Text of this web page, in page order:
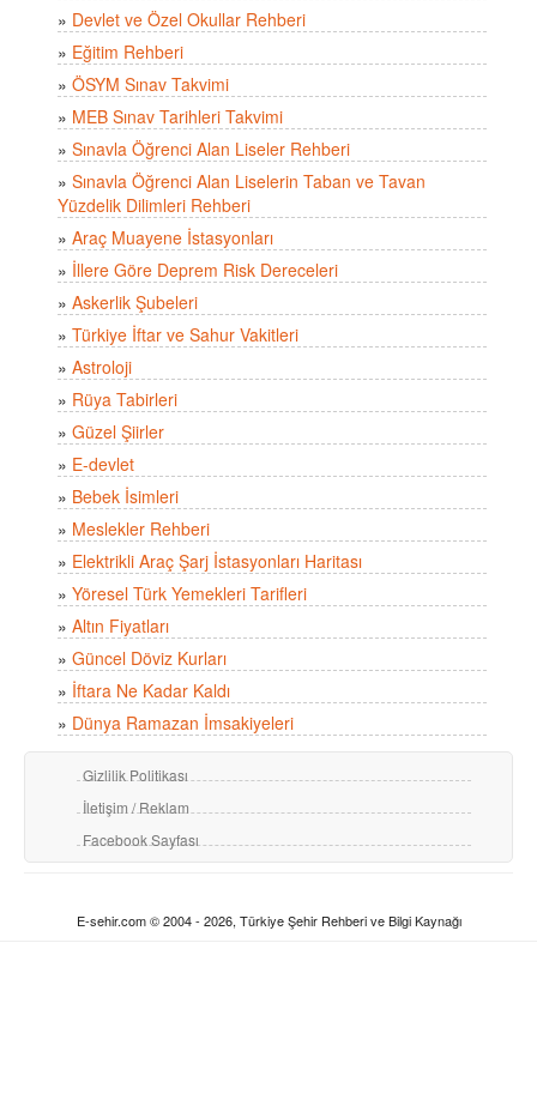
» Devlet ve Özel Okullar Rehberi
» Eğitim Rehberi
» ÖSYM Sınav Takvimi
» MEB Sınav Tarihleri Takvimi
» Sınavla Öğrenci Alan Liseler Rehberi
» Sınavla Öğrenci Alan Liselerin Taban ve Tavan
Yüzdelik Dilimleri Rehberi
» Araç Muayene İstasyonları
» İllere Göre Deprem Risk Dereceleri
» Askerlik Şubeleri
» Türkiye İftar ve Sahur Vakitleri
» Astroloji
» Rüya Tabirleri
» Güzel Şiirler
» E-devlet
» Bebek İsimleri
» Meslekler Rehberi
» Elektrikli Araç Şarj İstasyonları Haritası
» Yöresel Türk Yemekleri Tarifleri
» Altın Fiyatları
» Güncel Döviz Kurları
» İftara Ne Kadar Kaldı
» Dünya Ramazan İmsakiyeleri
Gizlilik Politikası
İletişim / Reklam
Facebook Sayfası
E-sehir.com © 2004 - 2026, Türkiye Şehir Rehberi ve Bilgi Kaynağı